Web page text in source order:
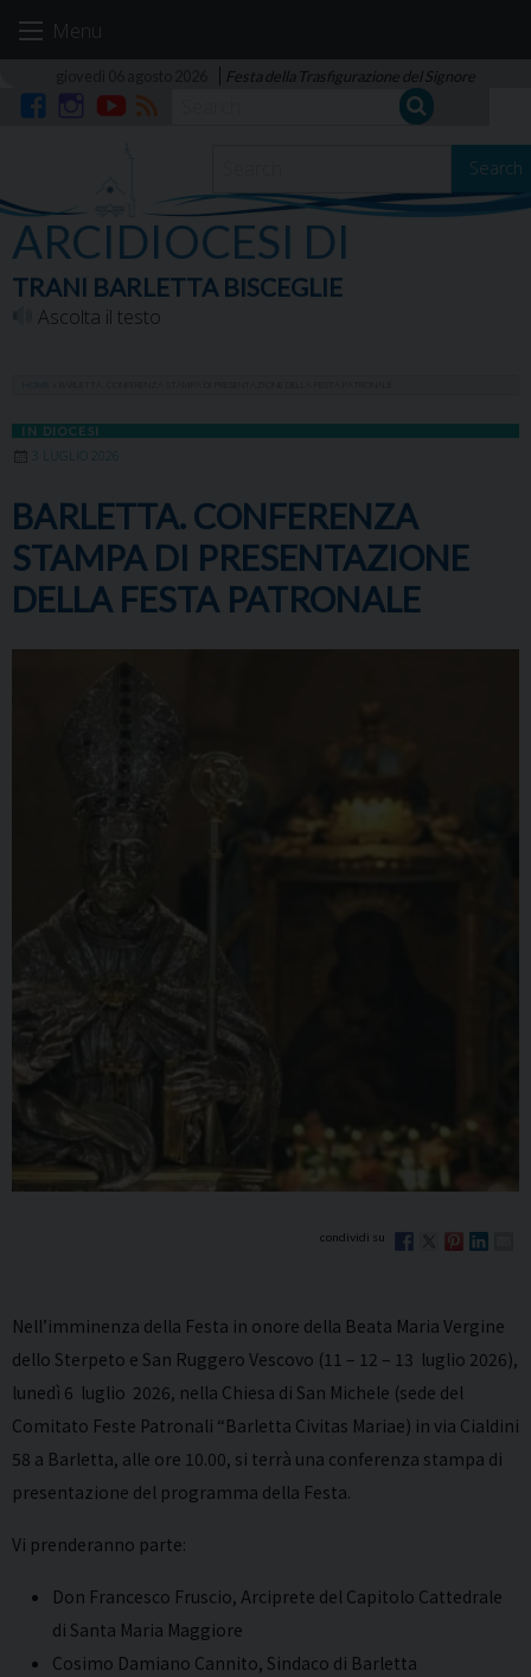
Menu
Festa della Trasfigurazione del Signore
Search
ARCIDIOCESI DI
TRANI BARLETTA BISCEGLIE
Ascolta il testo
IN DIOCESI
3 LUGLIO 2026
BARLETTA. CONFERENZA
STAMPA DI PRESENTAZIONE
DELLA FESTA PATRONALE
Nell’imminenza della Festa in onore della Beata Maria Vergine
dello Sterpeto e San Ruggero Vescovo (11 – 12 – 13 luglio 2026),
lunedì 6 luglio 2026, nella Chiesa di San Michele (sede del
Comitato Feste Patronali “Barletta Civitas Mariae) in via Cialdini
58 a Barletta, alle ore 10.00, si terrà una conferenza stampa di
presentazione del programma della Festa.
Vi prenderanno parte:
Don Francesco Fruscio, Arciprete del Capitolo Cattedrale
di Santa Maria Maggiore
Cosimo Damiano Cannito, Sindaco di Barletta